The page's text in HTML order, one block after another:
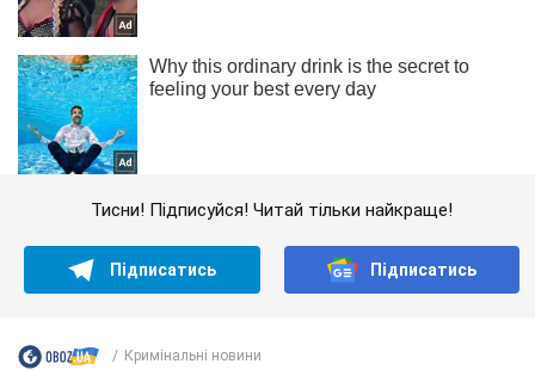
Тисни! Підписуйся! Читай тільки найкраще!
Підписатись Підписатись
Кримінальні новини